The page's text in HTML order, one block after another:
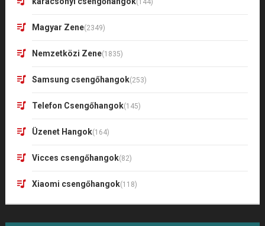
Magyar Zene(2349)
Nemzetközi Zene(1835)
Samsung csengőhangok(253)
Telefon Csengőhangok(145)
Üzenet Hangok(164)
Vicces csengőhangok(82)
Xiaomi csengőhangok(118)